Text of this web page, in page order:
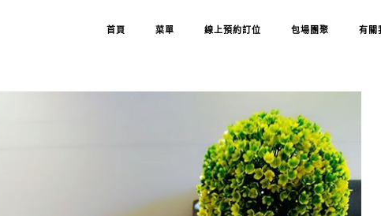
首頁 菜單 線上預約訂位 包場團聚 有關